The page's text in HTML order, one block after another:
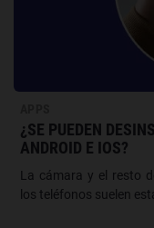
¿SE PUEDEN
ANDROID E IOS?
La cámara y el resto
los teléfonos suelen